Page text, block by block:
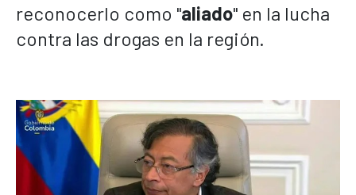
reconocerlo como "aliado" en la lucha
contra las drogas en la región.